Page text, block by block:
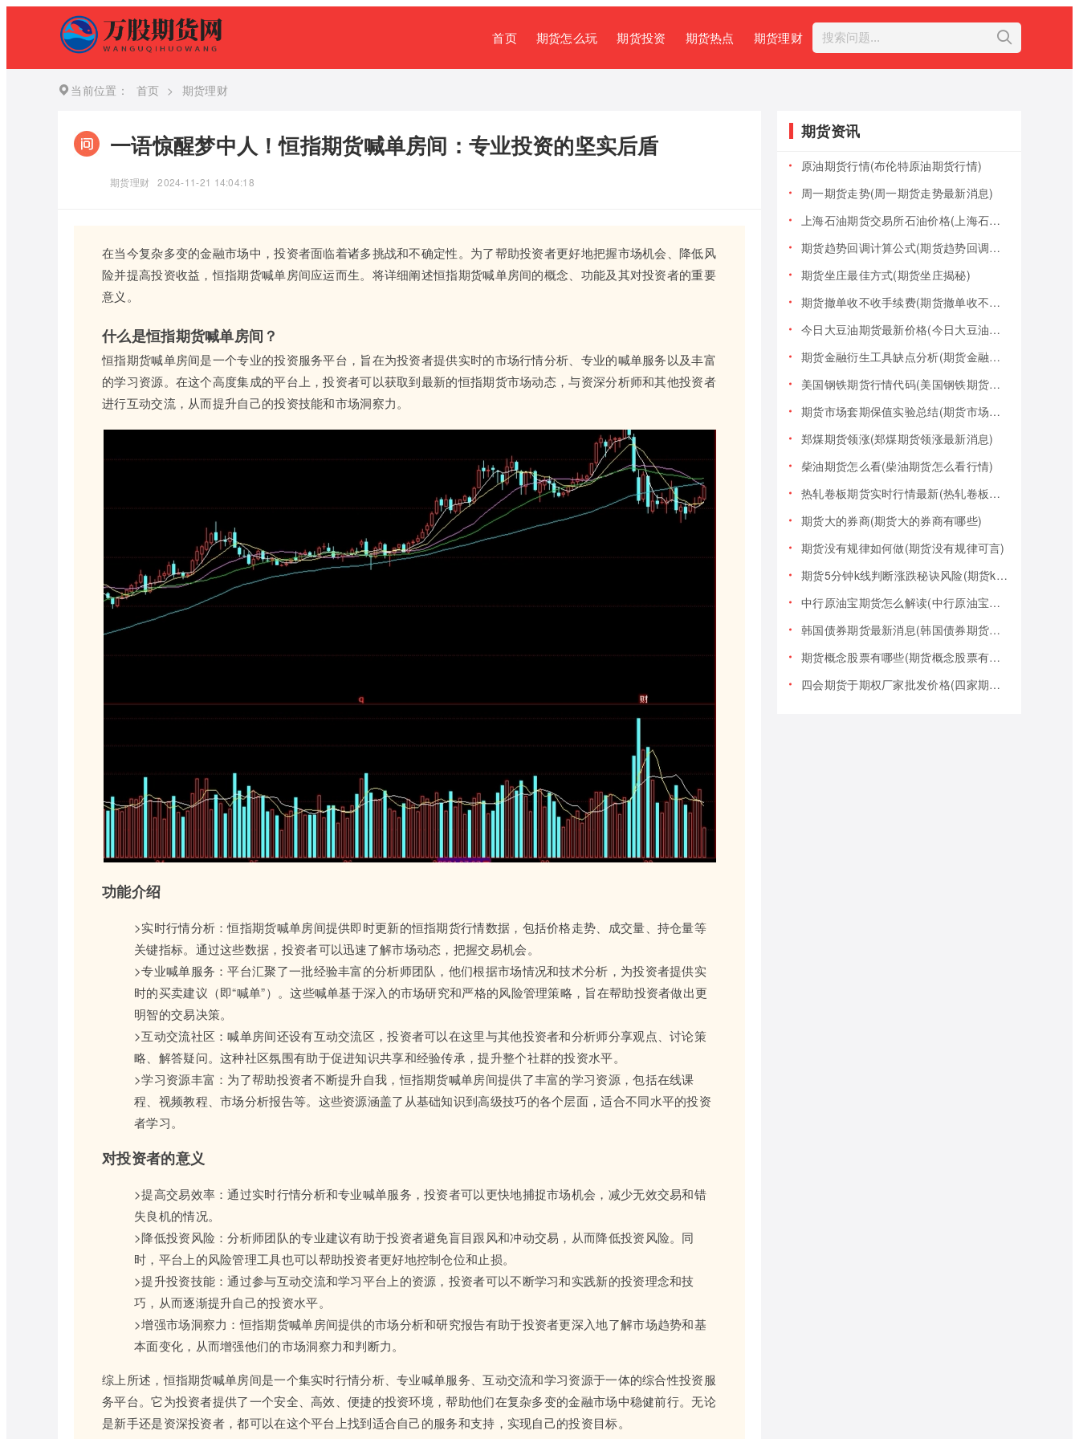
首页 期货怎么玩 期货投资 期货热点 期货理财
当前位置： 首页 > 期货理财
一语惊醒梦中人！恒指期货喊单房间：专业投资的坚实后盾
期货理财 2024-11-21 14:04:18
在当今复杂多变的金融市场中，投资者面临着诸多挑战和不确定性。为了帮助投资者更好地把握市场机会、降低风
险并提高投资收益，恒指期货喊单房间应运而生。将详细阐述恒指期货喊单房间的概念、功能及其对投资者的重要
意义。
什么是恒指期货喊单房间？
恒指期货喊单房间是一个专业的投资服务平台，旨在为投资者提供实时的市场行情分析、专业的喊单服务以及丰富
的学习资源。在这个高度集成的平台上，投资者可以获取到最新的恒指期货市场动态，与资深分析师和其他投资者
进行互动交流，从而提升自己的投资技能和市场洞察力。
功能介绍
>实时行情分析：恒指期货喊单房间提供即时更新的恒指期货行情数据，包括价格走势、成交量、持仓量等
关键指标。通过这些数据，投资者可以迅速了解市场动态，把握交易机会。
>专业喊单服务：平台汇聚了一批经验丰富的分析师团队，他们根据市场情况和技术分析，为投资者提供实
时的买卖建议（即“喊单”）。这些喊单基于深入的市场研究和严格的风险管理策略，旨在帮助投资者做出更
明智的交易决策。
>互动交流社区：喊单房间还设有互动交流区，投资者可以在这里与其他投资者和分析师分享观点、讨论策
略、解答疑问。这种社区氛围有助于促进知识共享和经验传承，提升整个社群的投资水平。
>学习资源丰富：为了帮助投资者不断提升自我，恒指期货喊单房间提供了丰富的学习资源，包括在线课
程、视频教程、市场分析报告等。这些资源涵盖了从基础知识到高级技巧的各个层面，适合不同水平的投资
者学习。
对投资者的意义
>提高交易效率：通过实时行情分析和专业喊单服务，投资者可以更快地捕捉市场机会，减少无效交易和错
失良机的情况。
>降低投资风险：分析师团队的专业建议有助于投资者避免盲目跟风和冲动交易，从而降低投资风险。同
时，平台上的风险管理工具也可以帮助投资者更好地控制仓位和止损。
>提升投资技能：通过参与互动交流和学习平台上的资源，投资者可以不断学习和实践新的投资理念和技
巧，从而逐渐提升自己的投资水平。
>增强市场洞察力：恒指期货喊单房间提供的市场分析和研究报告有助于投资者更深入地了解市场趋势和基
本面变化，从而增强他们的市场洞察力和判断力。
综上所述，恒指期货喊单房间是一个集实时行情分析、专业喊单服务、互动交流和学习资源于一体的综合性投资服
务平台。它为投资者提供了一个安全、高效、便捷的投资环境，帮助他们在复杂多变的金融市场中稳健前行。无论
是新手还是资深投资者，都可以在这个平台上找到适合自己的服务和支持，实现自己的投资目标。
期货资讯
原油期货行情(布伦特原油期货行情)
周一期货走势(周一期货走势最新消息)
上海石油期货交易所石油价格(上海石油期货交易所石油价格查询)
期货趋势回调计算公式(期货趋势回调计算公式是什么)
期货坐庄最佳方式(期货坐庄揭秘)
期货撤单收不收手续费(期货撤单收不收手续费用)
今日大豆油期货最新价格(今日大豆油期货最新价格行情)
期货金融衍生工具缺点分析(期货金融衍生工具缺点分析报告)
美国钢铁期货行情代码(美国钢铁期货行情大盘)
期货市场套期保值实验总结(期货市场套期保值实验总结报告)
郑煤期货领涨(郑煤期货领涨最新消息)
柴油期货怎么看(柴油期货怎么看行情)
热轧卷板期货实时行情最新(热轧卷板期货实时行情最新报价)
期货大的券商(期货大的券商有哪些)
期货没有规律如何做(期货没有规律可言)
期货5分钟k线判断涨跌秘诀风险(期货k线技巧)
中行原油宝期货怎么解读(中行原油宝期货事件)
韩国债券期货最新消息(韩国债券期货最新消息新闻)
期货概念股票有哪些(期货概念股票有哪些类型)
四会期货于期权厂家批发价格(四家期货交易)